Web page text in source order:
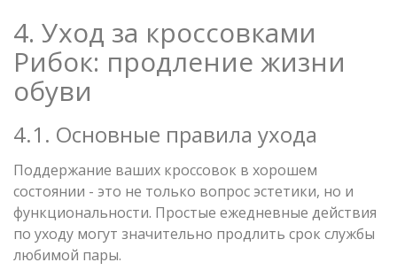
4. Уход за кроссовками
Рибок: продление жизни
обуви
4.1. Основные правила ухода
Поддержание ваших кроссовок в хорошем
состоянии - это не только вопрос эстетики, но и
функциональности. Простые ежедневные действия
по уходу могут значительно продлить срок службы
любимой пары.